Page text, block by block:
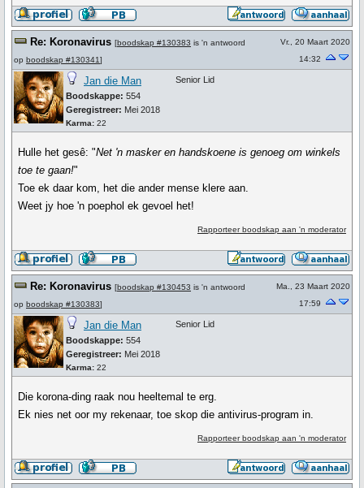
Re: Koronavirus [boodskap #130383 is 'n antwoord
op boodskap #130341]
Vr., 20 Maart 2020
14:32
Jan die Man
Boodskappe: 554
Geregistreer: Mei 2018
Karma: 22
Senior Lid
Hulle het gesê: "Net 'n masker en handskoene is genoeg om winkels
toe te gaan!"
Toe ek daar kom, het die ander mense klere aan.
Weet jy hoe 'n poephol ek gevoel het!
Rapporteer boodskap aan 'n moderator
Re: Koronavirus [boodskap #130453 is 'n antwoord
op boodskap #130383]
Ma., 23 Maart 2020
17:59
Jan die Man
Boodskappe: 554
Geregistreer: Mei 2018
Karma: 22
Senior Lid
Die korona-ding raak nou heeltemal te erg.
Ek nies net oor my rekenaar, toe skop die antivirus-program in.
Rapporteer boodskap aan 'n moderator